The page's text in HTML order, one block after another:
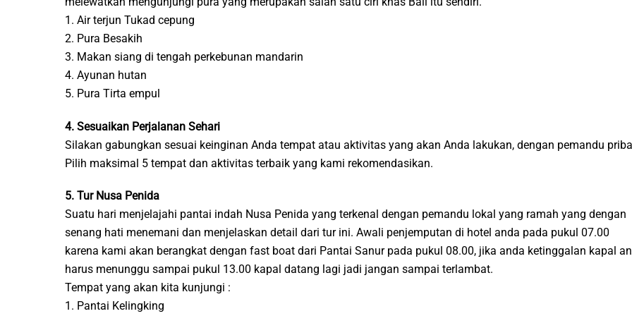
1. Air terjun Tukad cepung
2. Pura Besakih
3. Makan siang di tengah perkebunan mandarin
4. Ayunan hutan
5. Pura Tirta empul
4. Sesuaikan Perjalanan Sehari
Silakan gabungkan sesuai keinginan Anda tempat atau aktivitas yang akan Anda lakukan, dengan pemandu
Pilih maksimal 5 tempat dan aktivitas terbaik yang kami rekomendasikan.
5. Tur Nusa Penida
Suatu hari menjelajahi pantai indah Nusa Penida yang terkenal dengan pemandu lokal yang ramah yang dengan
senang hati menemani dan menjelaskan detail dari tur ini. Awali penjemputan di hotel anda pada pukul 07.00
karena kami akan berangkat dengan fast boat dari Pantai Sanur pada pukul 08.00, jika anda ketinggalan kapal
harus menunggu sampai pukul 13.00 kapal datang lagi jadi jangan sampai terlambat.
Tempat yang akan kita kunjungi :
1. Pantai Kelingking